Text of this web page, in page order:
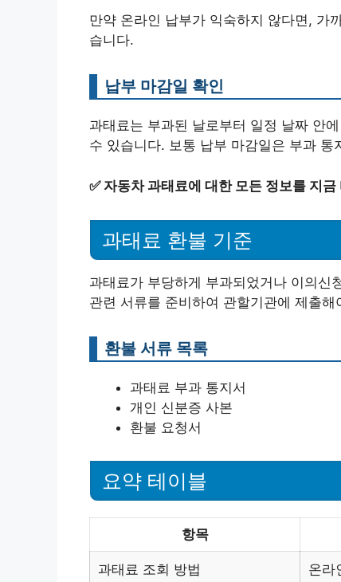
만약 온라인 납부가 익숙하지 않다면, 가
습니다.
납부 마감일 확인
과태료는 부과된 날로부터 일정 날짜 안
수 있습니다. 보통 납부 마감일은 부과
✅ 자동차 과태료에 대한 모든 정보를 지
과태료 환불 기준
과태료가 부당하게 부과되었거나 이의신
관련 서류를 준비하여 관할기관에 제출해
환불 서류 목록
과태료 부과 통지서
개인 신분증 사본
환불 요청서
요약 테이블
항목
과태료 조회 방법 온라